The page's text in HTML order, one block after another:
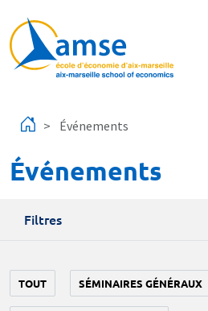
Événements
Événements
Filtres
TOUT SÉMINAIRES GÉNÉRAUX